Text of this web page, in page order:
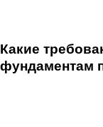
Какие
фундаментам